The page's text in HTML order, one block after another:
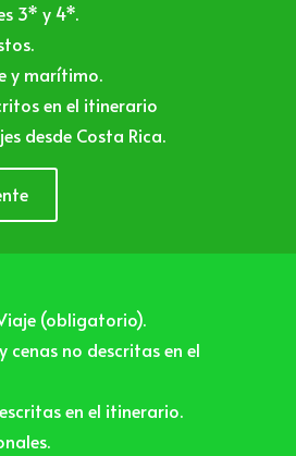
3* y 4*.
y marítimo.
en el itinerario
desde Costa Rica.
(obligatorio).
cenas no descritas en el
en el itinerario.